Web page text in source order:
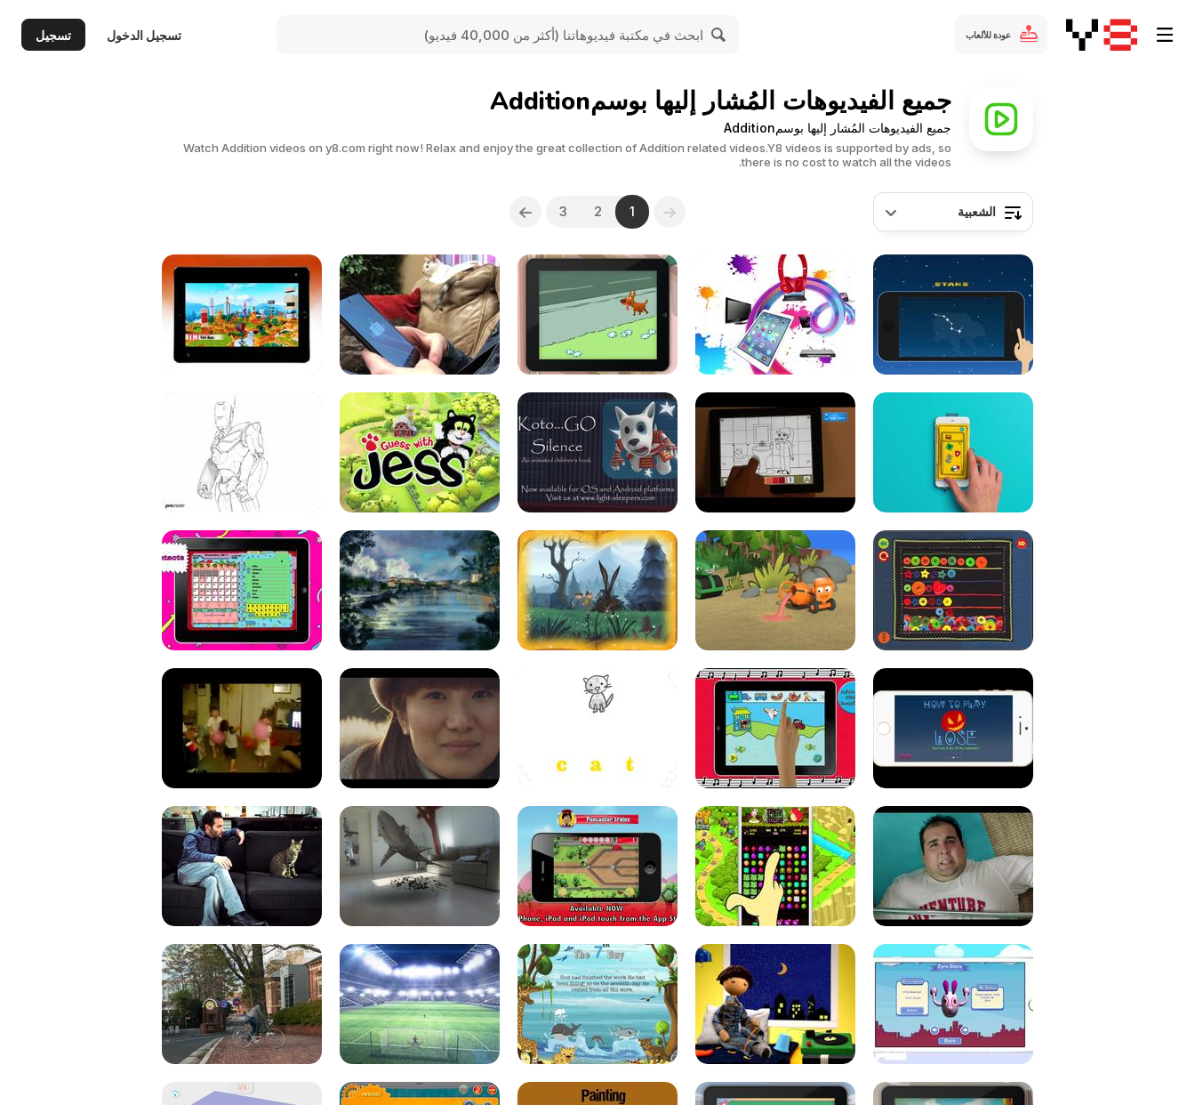
عودة للألعاب تسجيل الدخول تسجيل
جميع الفيديوهات المُشار إليها بوسمAddition
جميع الفيديوهات المُشار إليها بوسمAddition
Watch Addition videos on y8.com right now! Relax and enjoy the great collection of Addition related videos.Y8 videos is supported by ads, so
there is no cost to watch all the videos.
الشعبية 1
2
3